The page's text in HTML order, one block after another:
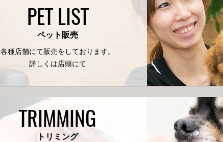
PET LIST
ペット販売
各種店舗にて販売をしております。
詳しくは店頭にて
TRIMMING
トリミング